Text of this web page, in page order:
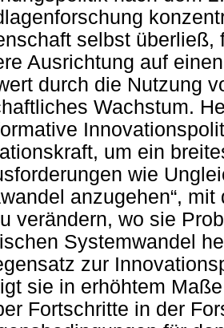
selbst überließ,
Ausrichtung auf
durch die Nutzung
Wachstum.
um ein
wie
anzugehen“,
verändern, wo sie
Systemwandel
zur
sie in erhöhtem
Fortschritte in der